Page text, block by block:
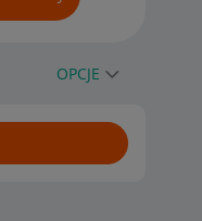
OPCJE